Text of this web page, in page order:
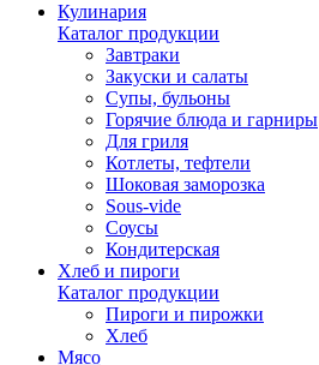
Кулинария
Каталог продукции
Завтраки
Закуски и салаты
Супы, бульоны
Горячие блюда и гарниры
Для гриля
Котлеты, тефтели
Шоковая заморозка
Sous-vide
Соусы
Кондитерская
Хлеб и пироги
Каталог продукции
Пироги и пирожки
Хлеб
Мясо